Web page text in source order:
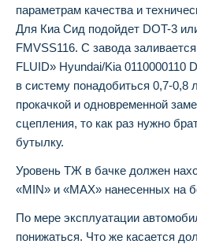
параметрам качества и
Для Киа Сид подойдет DOT-3
FMVSS116. С завода
FLUID» Hyundai/Kia 0110000110
в систему понадобиться 0,7-0,8
прокачкой и одновременной
сцепления, то как раз нужно
бутылку.
Уровень ТЖ в бачке должен
«MIN» и «МАХ» нанесенных на
По мере эксплуатации
понижаться. Что же касается